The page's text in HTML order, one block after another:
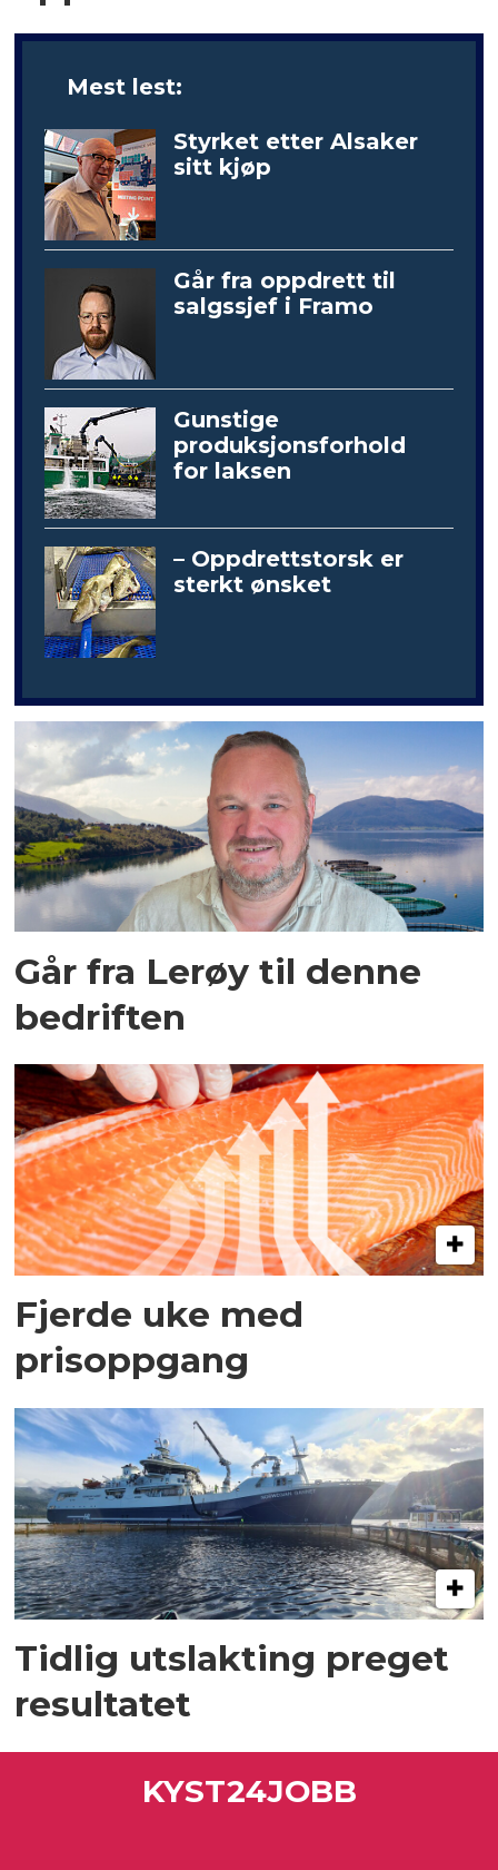
Mest lest:
Styrket etter Alsaker
sitt kjøp
Går fra oppdrett til
salgssjef i Framo
Gunstige
produksjonsforhold
for laksen
– Oppdrettstorsk er
sterkt ønsket
Går fra Lerøy til denne
bedriften
Fjerde uke med
prisoppgang
Tidlig utslakting preget
resultatet
KYST24JOBB